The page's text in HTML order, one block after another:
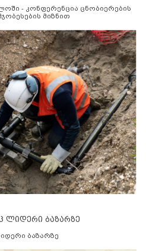
- კონფერენცია ცნობიერების
მიზნით
ლიდერი ბაზარზე
ბაზარზე